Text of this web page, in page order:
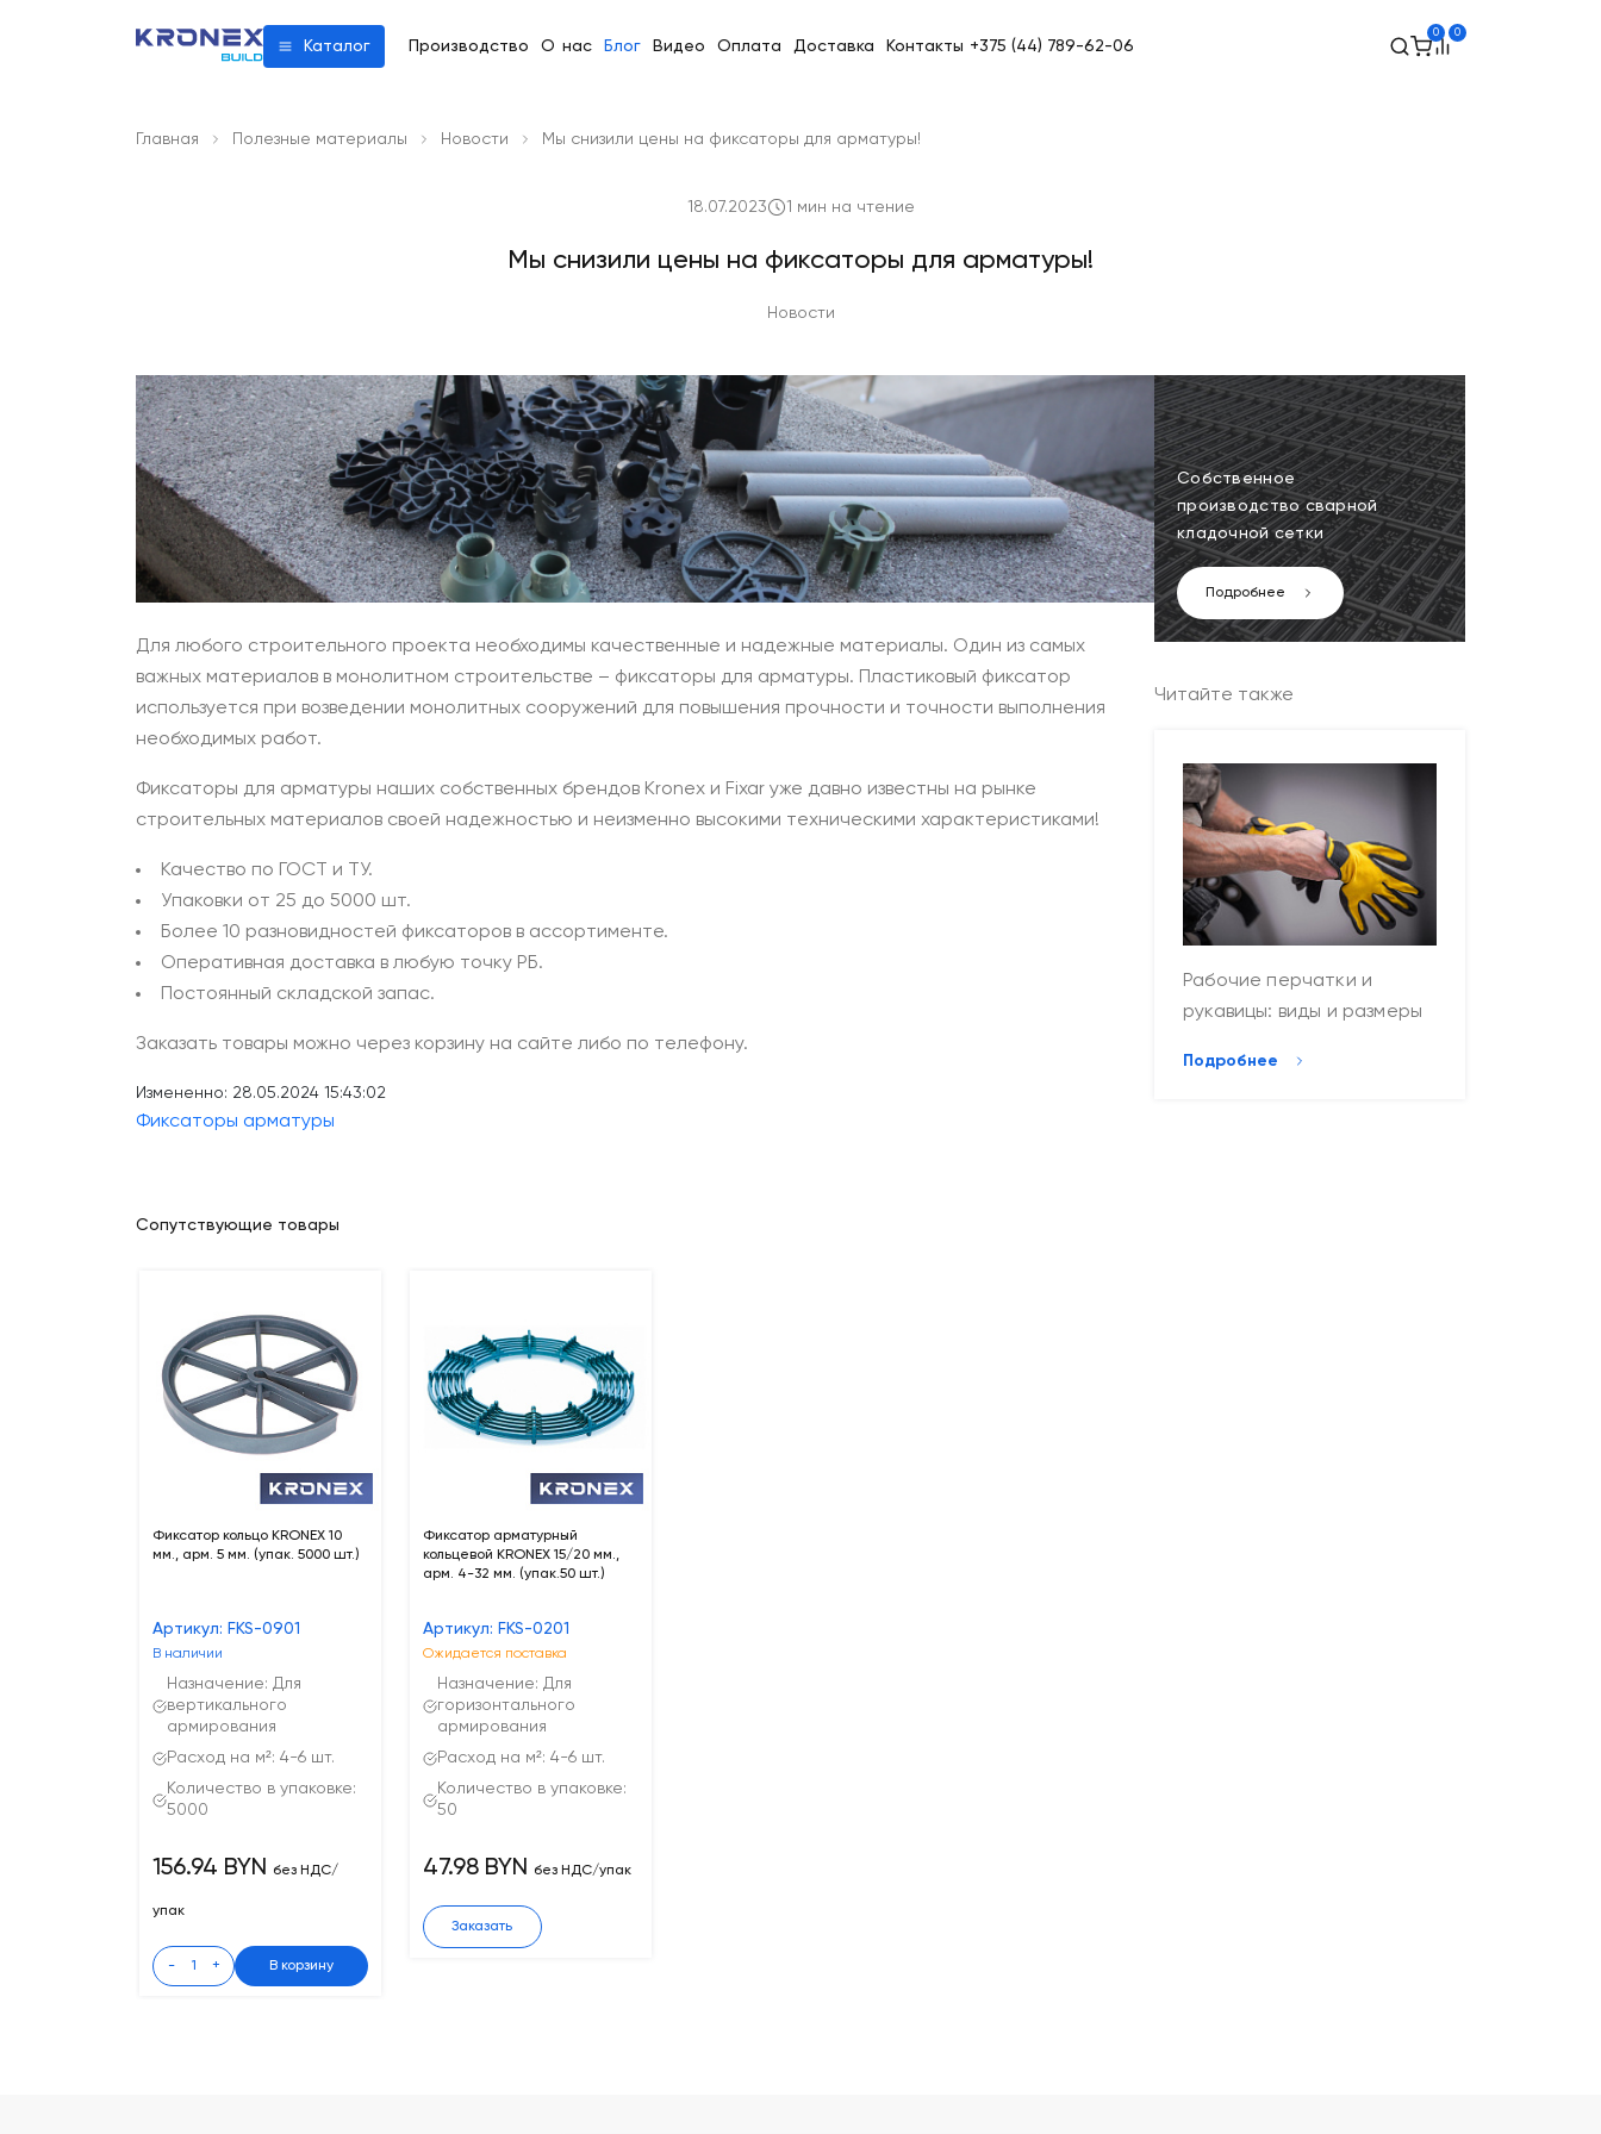
Каталог Производство О нас Блог Видео Оплата Доставка Контакты +375 (44) 789-62-06
0 0
Главная Полезные материалы Новости Мы снизили цены на фиксаторы для арматуры!
18.07.2023 1 мин на чтение
Мы снизили цены на фиксаторы для арматуры!
Новости
Для любого строительного проекта необходимы качественные и надежные материалы. Один из самых
важных материалов в монолитном строительстве – фиксаторы для арматуры. Пластиковый фиксатор
используется при возведении монолитных сооружений для повышения прочности и точности выполнения
необходимых работ.
Фиксаторы для арматуры наших собственных брендов Kronex и Fixar уже давно известны на рынке
строительных материалов своей надежностью и неизменно высокими техническими характеристиками!
Качество по ГОСТ и ТУ.
Упаковки от 25 до 5000 шт.
Более 10 разновидностей фиксаторов в ассортименте.
Оперативная доставка в любую точку РБ.
Постоянный складской запас.
Заказать товары можно через корзину на сайте либо по телефону.
Измененно: 28.05.2024 15:43:02
Собственное
производство сварной
кладочной сетки
Подробнее
Читайте также
Рабочие перчатки и
рукавицы: виды и размеры
Подробнее
Фиксаторы арматуры
Сопутствующие товары
Фиксатор кольцо KRONEX 10
мм., арм. 5 мм. (упак. 5000 шт.)
Артикул: FKS-0901
В наличии
Назначение: Для
вертикального
армирования
Расход на м²: 4-6 шт.
Количество в упаковке:
5000
156.94 BYN без НДС/
упак
- + В корзину
Фиксатор арматурный
кольцевой KRONEX 15/20 мм.,
арм. 4-32 мм. (упак.50 шт.)
Артикул: FKS-0201
Ожидается поставка
Назначение: Для
горизонтального
армирования
Расход на м²: 4-6 шт.
Количество в упаковке:
50
47.98 BYN без НДС/упак
Заказать